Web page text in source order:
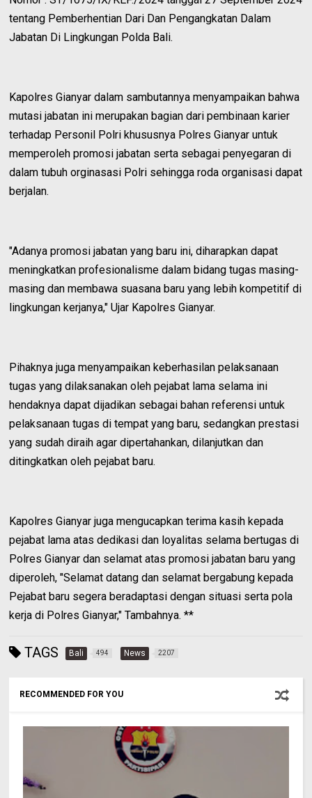
tentang Pemberhentian Dari Dan Pengangkatan Dalam
Jabatan Di Lingkungan Polda Bali.
Kapolres Gianyar dalam sambutannya menyampaikan bahwa
mutasi jabatan ini merupakan bagian dari pembinaan karier
terhadap Personil Polri khususnya Polres Gianyar untuk
memperoleh promosi jabatan serta sebagai penyegaran di
dalam tubuh orginasasi Polri sehingga roda organisasi dapat
berjalan.
"Adanya promosi jabatan yang baru ini, diharapkan dapat
meningkatkan profesionalisme dalam bidang tugas masing-
masing dan membawa suasana baru yang lebih kompetitif di
lingkungan kerjanya," Ujar Kapolres Gianyar.
Pihaknya juga menyampaikan keberhasilan pelaksanaan
tugas yang dilaksanakan oleh pejabat lama selama ini
hendaknya dapat dijadikan sebagai bahan referensi untuk
pelaksanaan tugas di tempat yang baru, sedangkan prestasi
yang sudah diraih agar dipertahankan, dilanjutkan dan
ditingkatkan oleh pejabat baru.
Kapolres Gianyar juga mengucapkan terima kasih kepada
pejabat lama atas dedikasi dan loyalitas selama bertugas di
Polres Gianyar dan selamat atas promosi jabatan baru yang
diperoleh, "Selamat datang dan selamat bergabung kepada
Pejabat baru segera beradaptasi dengan situasi serta pola
kerja di Polres Gianyar," Tambahnya. **
TAGS Bali 494 News 2207
RECOMMENDED FOR YOU